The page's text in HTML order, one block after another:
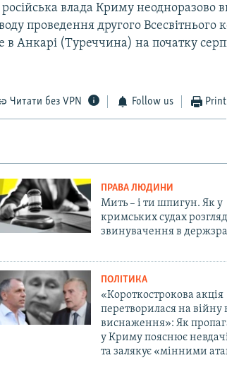
влада Криму неодноразово
проведення другого Всесвітнього
в Анкарі (Туреччина) на початку
Читати без VPN Follow us Print
ПРАВА ЛЮДИНИ
Мить – і ти шпигун. Як у
кримських судах
звинувачення в
ПОЛІТИКА
«Короткострокова акція
перетворилася на війну
виснаження»: Як
у Криму пояснює
та залякує «мінними